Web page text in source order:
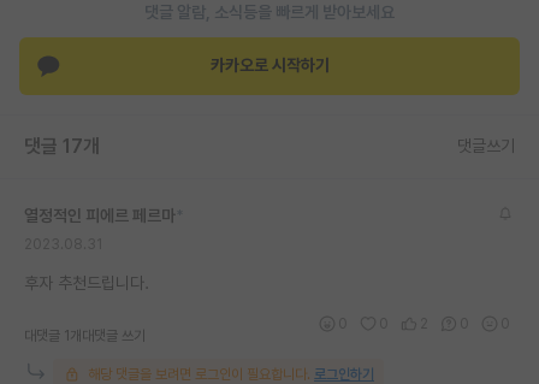
댓글 알람, 소식등을 빠르게 받아보세요
카카오로 시작하기
댓글 17개 댓글쓰기
열정적인 피에르 페르마
후자 추천드립니다.
대댓글 1개 대댓글 쓰기
해당 댓글을 보려면 로그인이 필요합니다. 로그인하기